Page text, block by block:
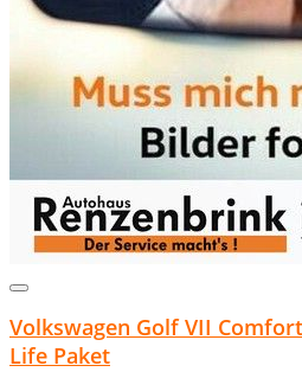
Volkswagen Golf VII
Life Paket